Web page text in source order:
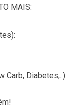
MAIS:
Carb, Diabetes,..):